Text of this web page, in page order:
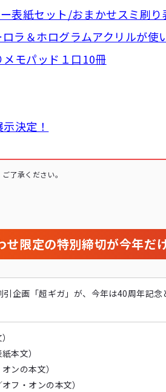
表紙セット/おまかせスミ刷り
ラ＆ホログラムアクリルが使
モパッド１口10冊
決定！
了承ください。
限定の特別締切が今年だ
企画「超ギガ」が、今年は40周年記
本文）
ンの本文）
フ・オンの本文）